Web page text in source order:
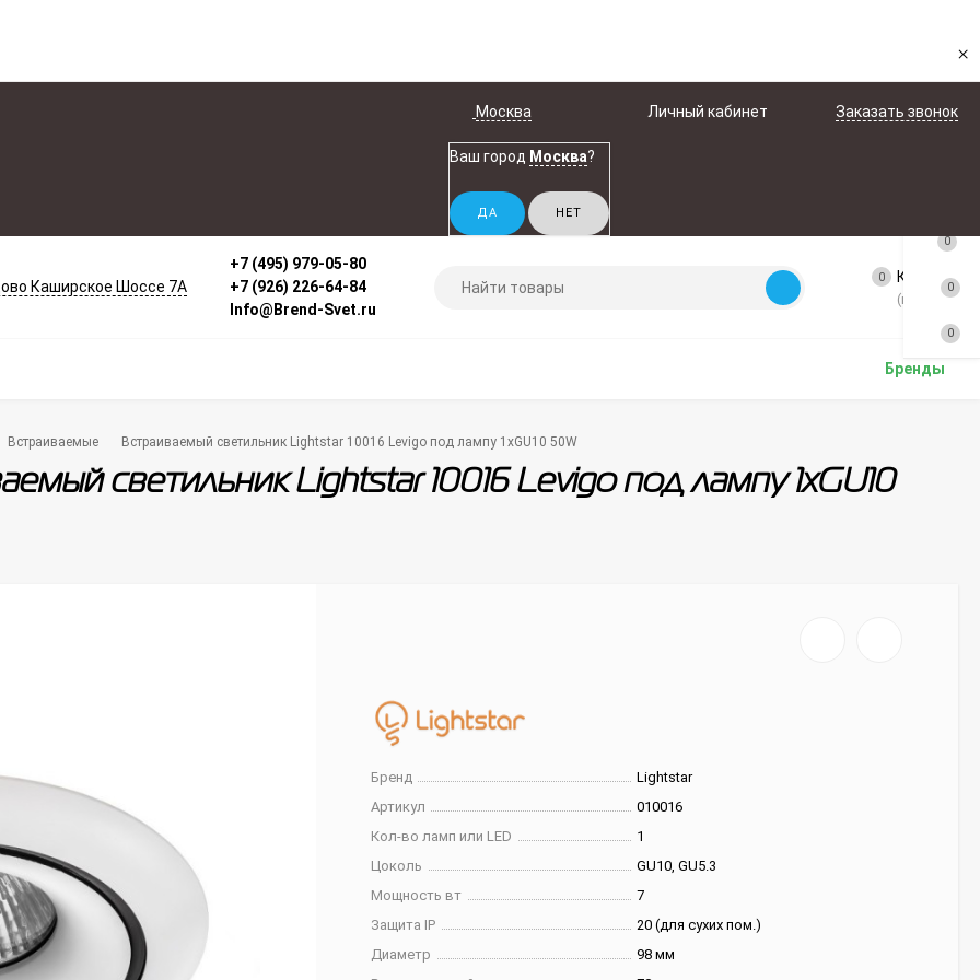
×
Москва
Ваш город Москва?
Личный кабинет Заказать звонок
Каширское Шоссе 7А
+7 (495) 979-05-80
+7 (926) 226-64-84
Info@Brend-Svet.ru
0 Корзина
(пусто)
Бренды
Встраиваемые Встраиваемый светильник Lightstar 10016 Levigo под лампу 1xGU10 50W
светильник Lightstar 10016 Levigo под лампу 1xGU10
Бренд
Lightstar
Артикул
010016
Кол-во ламп или LED
1
Цоколь
GU10, GU5.3
Мощность вт
7
Защита IP
20 (для сухих пом.)
Диаметр
98 мм
0
0
0